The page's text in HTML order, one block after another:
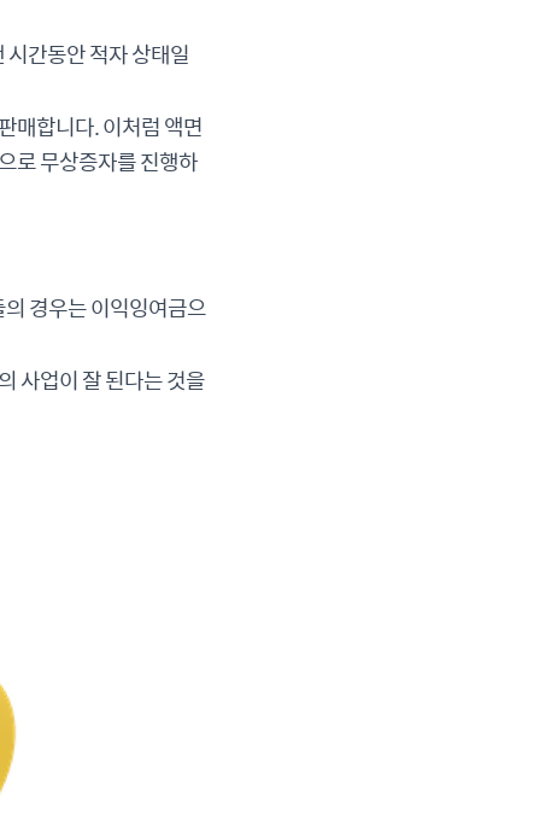
시간동안 적자 상태일
매합니다. 이처럼 액면
로 무상증자를 진행하
경우는 이익잉여금으
사업이 잘 된다는 것을